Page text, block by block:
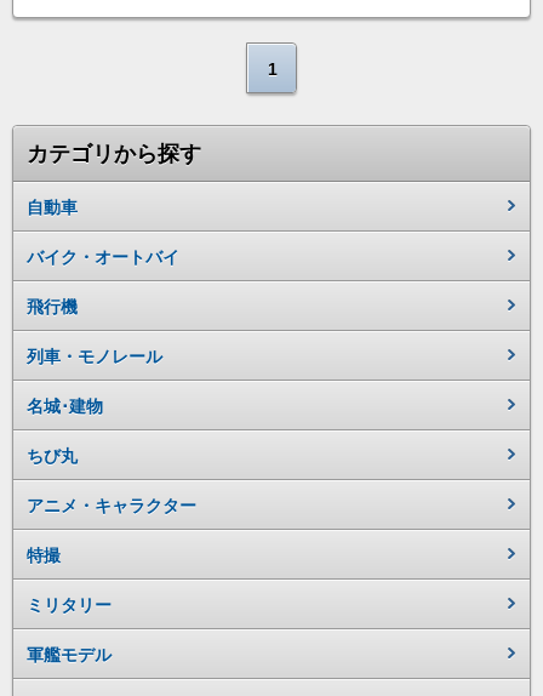
1
カテゴリから探す
自動車
バイク・オートバイ
飛行機
列車・モノレール
名城･建物
ちび丸
アニメ・キャラクター
特撮
ミリタリー
軍艦モデル